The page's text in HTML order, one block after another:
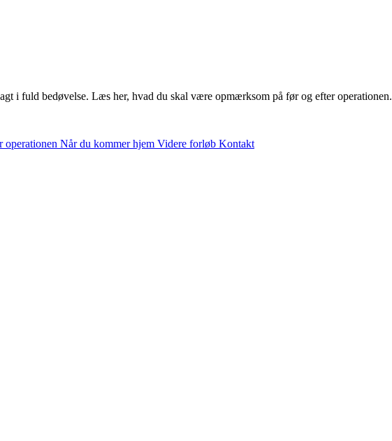
i fuld bedøvelse. Læs her, hvad du skal være opmærksom på før og efter operationen.
operationen Når du kommer hjem Videre forløb Kontakt